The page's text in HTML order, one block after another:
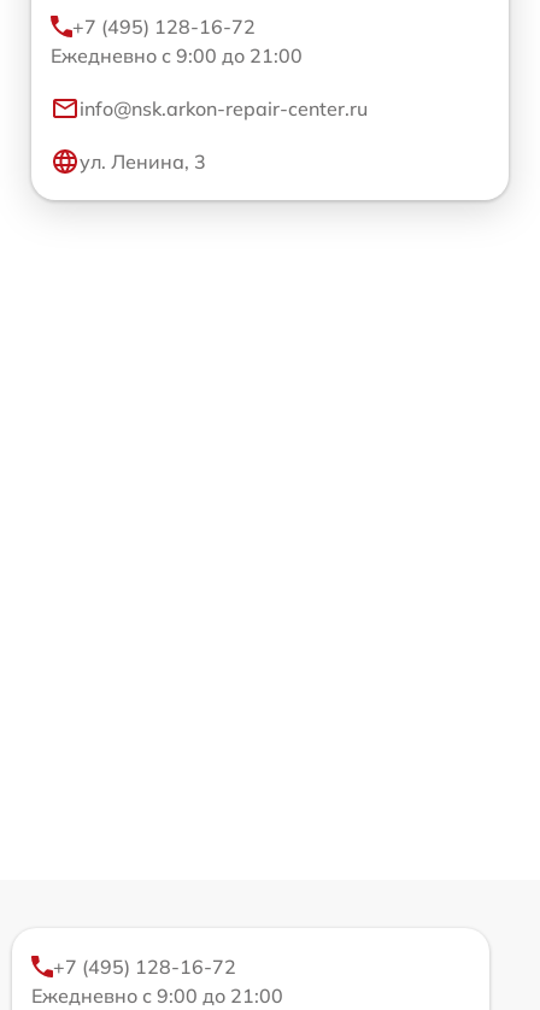
+7 (495) 128-16-72
Ежедневно с 9:00 до 21:00
info@nsk.arkon-repair-center.ru
ул. Ленина, 3
+7 (495) 128-16-72
Ежедневно с 9:00 до 21:00